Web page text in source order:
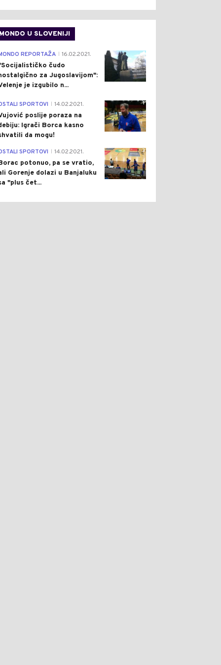
MONDO U SLOVENIJI
4
REPORTAŽA 16.02.2021.
čudo
za Jugoslavijom":
je izgubilo n...
1
SPORTOVI 14.02.2021.
poslije poraza na
Igrači Borca kasno
da mogu!
3
SPORTOVI 14.02.2021.
potonuo, pa se vratio,
Gorenje dolazi u Banjaluku
"plus čet...